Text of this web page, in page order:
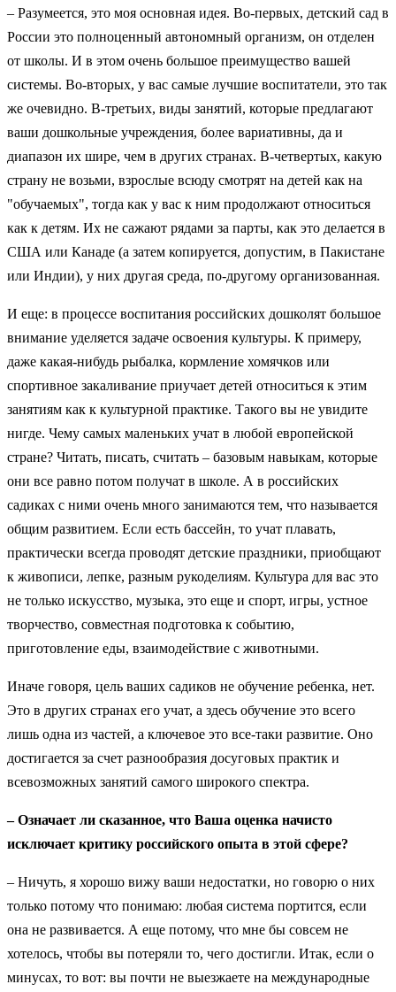
– Разумеется, это моя основная идея. Во-первых, детский сад в
России это полноценный автономный организм, он отделен
от школы. И в этом очень большое преимущество вашей
системы. Во-вторых, у вас самые лучшие воспитатели, это так
же очевидно. В-третьих, виды занятий, которые предлагают
ваши дошкольные учреждения, более вариативны, да и
диапазон их шире, чем в других странах. В-четвертых, какую
страну не возьми, взрослые всюду смотрят на детей как на
"обучаемых", тогда как у вас к ним продолжают относиться
как к детям. Их не сажают рядами за парты, как это делается в
США или Канаде (а затем копируется, допустим, в Пакистане
или Индии), у них другая среда, по-другому организованная.
И еще: в процессе воспитания российских дошколят большое
внимание уделяется задаче освоения культуры. К примеру,
даже какая-нибудь рыбалка, кормление хомячков или
спортивное закаливание приучает детей относиться к этим
занятиям как к культурной практике. Такого вы не увидите
нигде. Чему самых маленьких учат в любой европейской
стране? Читать, писать, считать – базовым навыкам, которые
они все равно потом получат в школе. А в российских
садиках с ними очень много занимаются тем, что называется
общим развитием. Если есть бассейн, то учат плавать,
практически всегда проводят детские праздники, приобщают
к живописи, лепке, разным рукоделиям. Культура для вас это
не только искусство, музыка, это еще и спорт, игры, устное
творчество, совместная подготовка к событию,
приготовление еды, взаимодействие с животными.
Иначе говоря, цель ваших садиков не обучение ребенка, нет.
Это в других странах его учат, а здесь обучение это всего
лишь одна из частей, а ключевое это все-таки развитие. Оно
достигается за счет разнообразия досуговых практик и
всевозможных занятий самого широкого спектра.
– Означает ли сказанное, что Ваша оценка начисто
исключает критику российского опыта в этой сфере?
– Ничуть, я хорошо вижу ваши недостатки, но говорю о них
только потому что понимаю: любая система портится, если
она не развивается. А еще потому, что мне бы совсем не
хотелось, чтобы вы потеряли то, чего достигли. Итак, если о
минусах, то вот: вы почти не выезжаете на международные